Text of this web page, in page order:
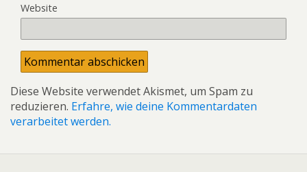
Website
Diese Website verwendet Akismet, um Spam zu
reduzieren. Erfahre, wie deine Kommentardaten
verarbeitet werden.